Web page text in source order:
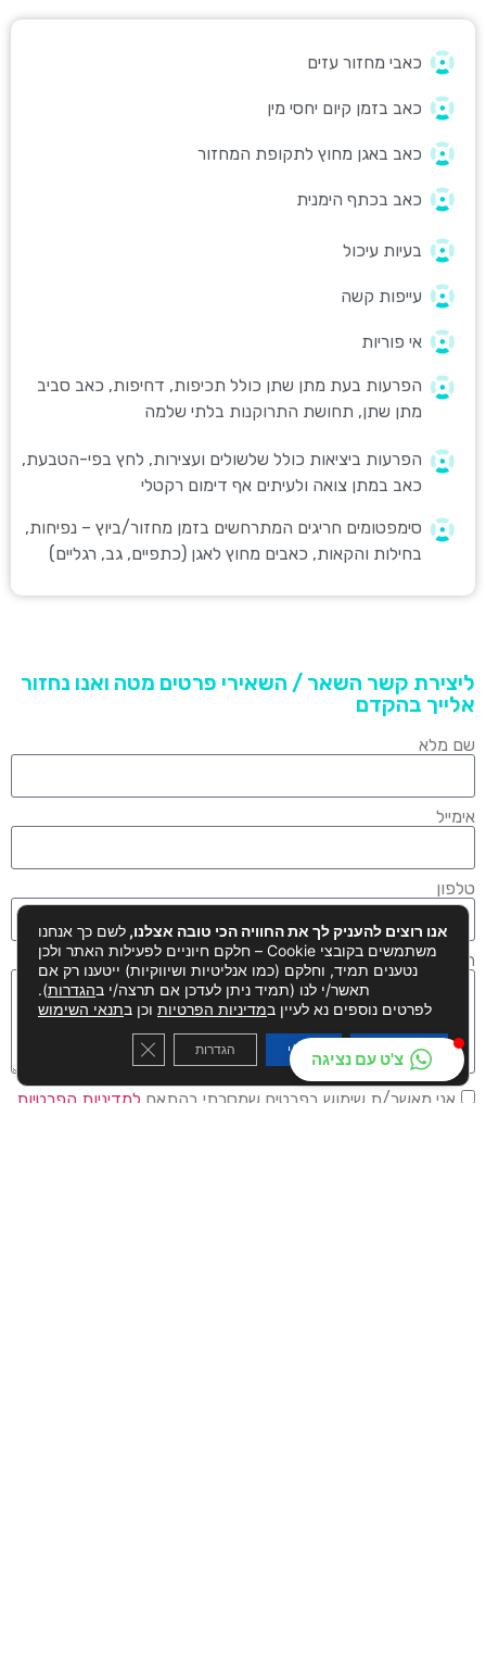
כאבי מחזור עזים
כאב בזמן קיום יחסי מין
כאב באגן מחוץ לתקופת המחזור
כאב בכתף הימנית
בעיות עיכול
עייפות קשה​
אי פוריות
הפרעות בעת מתן שתן כולל תכיפות, דחיפות, כאב סביב
מתן שתן, תחושת התרוקנות בלתי שלמה
הפרעות ביציאות כולל שלשולים ועצירות, לחץ בפי-הטבעת,
כאב במתן צואה ולעיתים אף דימום רקטלי
סימפטומים חריגים המתרחשים בזמן מחזור/ביוץ – נפיחות,
בחילות והקאות, כאבים מחוץ לאגן (כתפיים, גב, רגליים)
ליצירת קשר השאר / השאירי פרטים מטה ואנו נחזור
אלייך בהקדם
שם מלא
אימייל
טלפון
הודעה
אני מאשר/ת שימוש בפרטים שמסרתי בהתאם למדיניות הפרטיות
אנו רוצים להעניק לך את החוויה הכי טובה אצלנו, לשם כך אנחנו
משתמשים בקובצי Cookie – חלקם חיוניים לפעילות האתר ולכן
נטענים תמיד, וחלקם (כמו אנליטיות ושיווקיות) ייטענו רק אם
תאשר/י לנו (תמיד ניתן לעדכן אם תרצה/י בהגדרות).
לפרטים נוספים נא לעיין במדיניות הפרטיות וכן בתנאי השימוש
קבל/י הכל דחה/י הגדרות Cookie Banner
צ'ט עם נציגה